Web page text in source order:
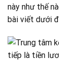
này như thế
bài viết dưới